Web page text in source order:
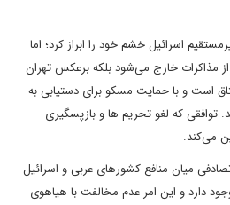
اسرائیل خشم خود را ابراز کرد؛ اما
مذاکرات خارج می‌شود بلکه برعکس تهران
است و با حمایت مسکو برای دستیابی به
که لغو تحریم ها و بازپسگیری
می‌کند.
میان منافع کشورهای عربی و اسرائیل
دارد و این امر عدم مخالفت با هیاهوی